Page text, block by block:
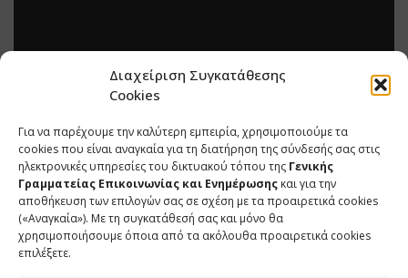
Διαχείριση Συγκατάθεσης
Cookies
Για να παρέχουμε την καλύτερη εμπειρία, χρησιμοποιούμε τα
cookies που είναι αναγκαία για τη διατήρηση της σύνδεσής σας στις
ηλεκτρονικές υπηρεσίες του δικτυακού τόπου της Γενικής
Γραμματείας Επικοινωνίας και Ενημέρωσης και για την
αποθήκευση των επιλογών σας σε σχέση με τα προαιρετικά cookies
(«Αναγκαία»). Με τη συγκατάθεσή σας και μόνο θα
χρησιμοποιήσουμε όποια από τα ακόλουθα προαιρετικά cookies
επιλέξετε.